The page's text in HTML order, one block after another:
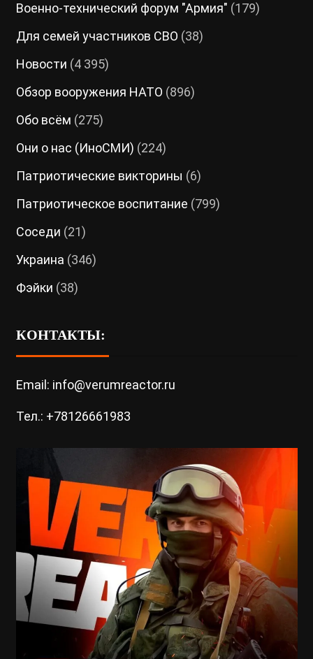
Военно-технический форум "Армия" (179)
Для семей участников СВО (38)
Новости (4 395)
Обзор вооружения НАТО (896)
Обо всём (275)
Они о нас (ИноСМИ) (224)
Патриотические викторины (6)
Патриотическое воспитание (799)
Соседи (21)
Украина (346)
Фэйки (38)
КОНТАКТЫ:
Email: info@verumreactor.ru
Тел.: +78126661983